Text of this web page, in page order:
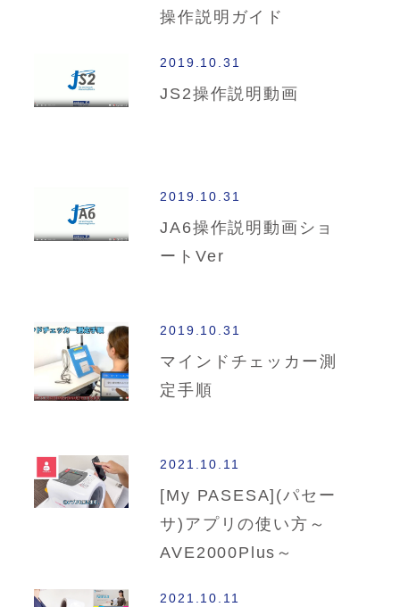
操作説明ガイド
2019.10.31
JS2操作説明動画
2019.10.31
JA6操作説明動画ショ
ートVer
2019.10.31
マインドチェッカー測
定手順
2021.10.11
[My PASESA](パセー
サ)アプリの使い方～
AVE2000Plus～
2021.10.11